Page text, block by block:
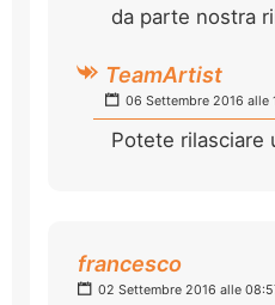
da parte nostra
TeamArtist
06 Settembre 2016 alle
Potete rilasciare
francesco
02 Settembre 2016 alle